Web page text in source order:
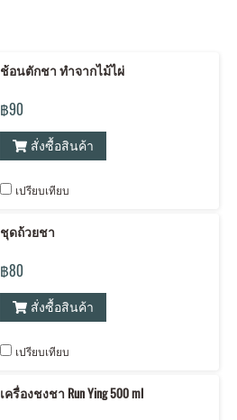
ช้อนตักชา ทำจากไม้ไผ่
฿90
สั่งซื้อสินค้า
เปรียบเทียบ
ชุดถ้วยชา
฿80
สั่งซื้อสินค้า
เปรียบเทียบ
เครื่องชงชา Run Ying 500 ml